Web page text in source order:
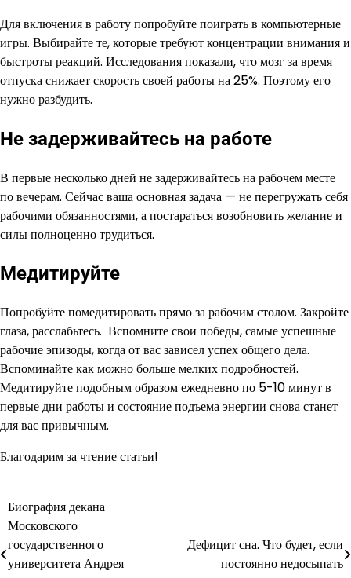
Для включения в работу попробуйте поиграть в компьютерные
игры. Выбирайте те, которые требуют концентрации внимания и
быстроты реакций. Исследования показали, что мозг за время
отпуска снижает скорость своей работы на 25%. Поэтому его
нужно разбудить.
Не задерживайтесь на работе
В первые несколько дней не задерживайтесь на рабочем месте
по вечерам. Сейчас ваша основная задача — не перегружать себя
рабочими обязанностями, а постараться возобновить желание и
силы полноценно трудиться.
Медитируйте
Попробуйте помедитировать прямо за рабочим столом. Закройте
глаза, расслабьтесь. Вспомните свои победы, самые успешные
рабочие эпизоды, когда от вас зависел успех общего дела.
Вспоминайте как можно больше мелких подробностей.
Медитируйте подобным образом ежедневно по 5-10 минут в
первые дни работы и состояние подъема энергии снова станет
для вас привычным.
Благодарим за чтение статьи!
Навигация
по
записям
Биография декана
Московского
государственного
университета Андрея
Дефицит сна. Что будет, если
постоянно недосыпать